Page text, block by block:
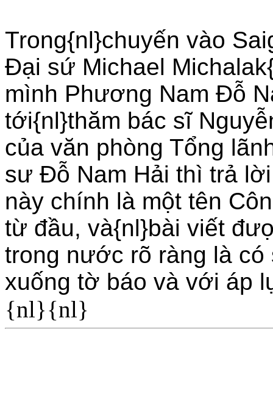
Trong{nl}chuyến vào
Ðại sứ Michael
mình Phương Nam Ðỗ
tới{nl}thăm bác sĩ
của văn phòng Tổng
sư Ðỗ Nam Hải thì trả
này chính là một tên
từ đầu, và{nl}bài viết
trong nước rõ ràng là
xuống tờ báo và với áp
{nl}{nl}